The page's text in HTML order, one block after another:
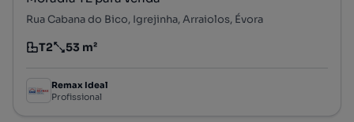
Rua Cabana do Bico, Igrejinha, Arraiolos, Évora
Tipologia
T2
Preço por metro quadrado
53 m²
Remax Ideal
Profissional